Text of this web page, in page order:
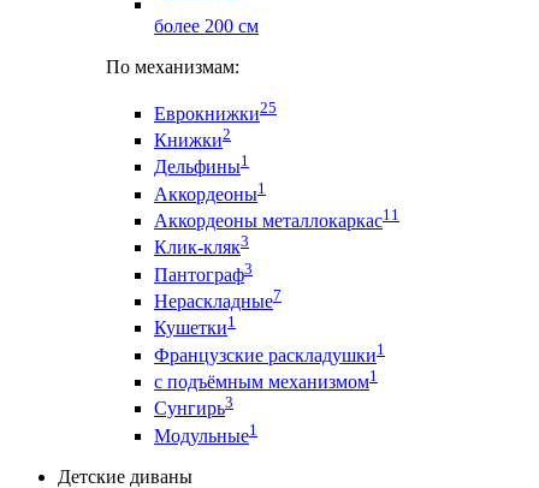
более 200 см
По механизмам:
Еврокнижки25
Книжки2
Дельфины1
Аккордеоны1
Аккордеоны металлокаркас11
Клик-кляк3
Пантограф3
Нераскладные7
Кушетки1
Французские раскладушки1
с подъёмным механизмом1
Сунгирь3
Модульные1
Детские диваны